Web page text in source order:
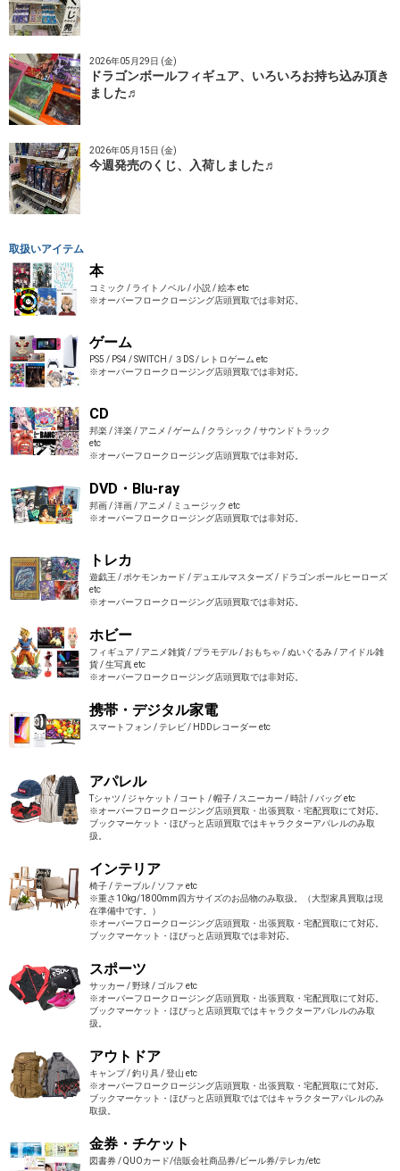
2026年05月29日 (金)
ドラゴンボールフィギュア、いろいろお持ち込み頂き
ました♬
2026年05月15日 (金)
今週発売のくじ、入荷しました♬
取扱いアイテム
本
コミック / ライトノベル / 小説 / 絵本 etc
※オーバーフロークロージング店頭買取では非対応。
ゲーム
PS5 / PS4 / SWITCH / ３DS / レトロゲーム etc
※オーバーフロークロージング店頭買取では非対応。
CD
邦楽 / 洋楽 / アニメ / ゲーム / クラシック / サウンドトラック
etc
※オーバーフロークロージング店頭買取では非対応。
DVD・Blu-ray
邦画 / 洋画 / アニメ / ミュージック etc
※オーバーフロークロージング店頭買取では非対応。
トレカ
遊戯王 / ポケモンカード / デュエルマスターズ / ドラゴンボールヒーローズ
etc
※オーバーフロークロージング店頭買取では非対応。
ホビー
フィギュア / アニメ雑貨 / プラモデル / おもちゃ / ぬいぐるみ / アイドル雑
貨 / 生写真 etc
※オーバーフロークロージング店頭買取では非対応。
携帯・デジタル家電
スマートフォン / テレビ / HDDレコーダー etc
アパレル
Tシャツ / ジャケット / コート / 帽子 / スニーカー / 時計 / バッグ etc
※オーバーフロークロージング店頭買取・出張買取・宅配買取にて対応。
ブックマーケット・ほびっと店頭買取ではキャラクターアパレルのみ取
扱。
インテリア
椅子 / テーブル / ソファ etc
※重さ10kg/1800mm四方サイズのお品物のみ取扱。（大型家具買取は現
在準備中です。）
※オーバーフロークロージング店頭買取・出張買取・宅配買取にて対応。
ブックマーケット・ほびっと店頭買取では非対応。
スポーツ
サッカー / 野球 / ゴルフ etc
※オーバーフロークロージング店頭買取・出張買取・宅配買取にて対応。
ブックマーケット・ほびっと店頭買取ではキャラクターアパレルのみ取
扱。
アウトドア
キャンプ / 釣り具 / 登山 etc
※オーバーフロークロージング店頭買取・出張買取・宅配買取にて対応。
ブックマーケット・ほびっと店頭買取ではではキャラクターアパレルのみ
取扱。
金券・チケット
図書券 / QUOカード/信販会社商品券/ビール券/テレカ/etc